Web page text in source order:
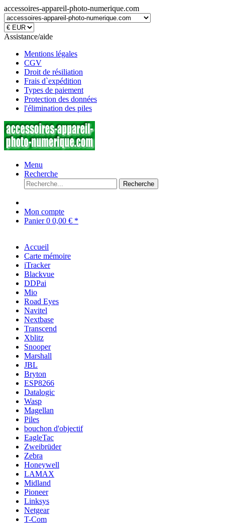
accessoires-appareil-photo-numerique.com
Assistance/aide
Mentions légales
CGV
Droit de résiliation
Frais d`expédition
Types de paiement
Protection des données
l'élimination des piles
Menu
Recherche
Recherche
Mon compte
Panier0 0,00 € *
Accueil
Carte mémoire
iTracker
Blackvue
DDPai
Mio
Road Eyes
Navitel
Nextbase
Transcend
Xblitz
Snooper
Marshall
JBL
Bryton
ESP8266
Datalogic
Wasp
Magellan
Piles
bouchon d'objectif
EagleTac
Zweibrüder
Zebra
Honeywell
LAMAX
Midland
Pioneer
Linksys
Netgear
T-Com